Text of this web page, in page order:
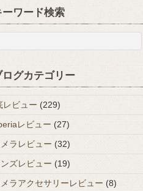
ーワード検索
ログカテゴリー
レビュー (229)
レビュー(27)
ラレビュー (32)
ンズレビュー (19)
ラアクセサリーレビュー (8)